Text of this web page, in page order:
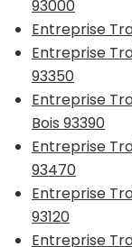
93000
Entreprise
Entreprise
93350
Entreprise
Bois 93390
Entreprise
93470
Entreprise
93120
Entreprise